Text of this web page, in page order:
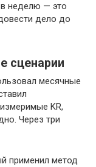
неделю — это
дело до
сценарии
месячные
KR,
Через три
применил метод